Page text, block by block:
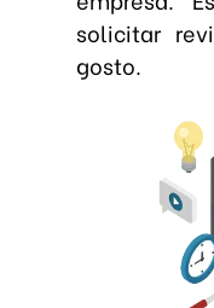
solicitar
gosto.